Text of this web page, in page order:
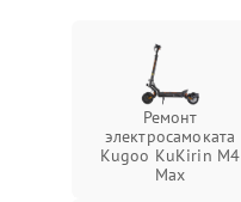
Ремонт
электросамоката
Kugoo KuKirin M4
Max